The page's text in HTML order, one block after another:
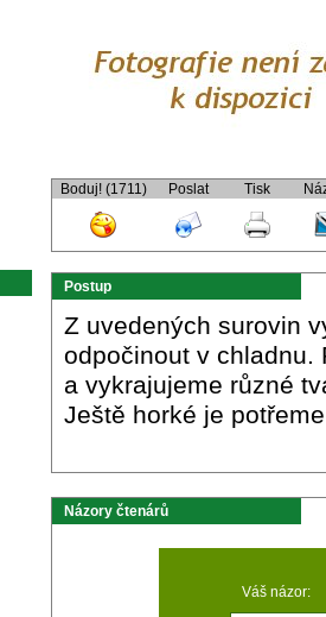
Boduj! (1711) Poslat Tisk
Postup
Z uvedených surovin
odpočinout v chladnu.
a vykrajujeme různé
Ještě horké je
Názory čtenárů
Váš názor: